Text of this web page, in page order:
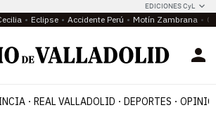
EDICIONES CyL
Eclipse Accidente Perú Motín Zambrana
REAL VALLADOLID DEPORTES